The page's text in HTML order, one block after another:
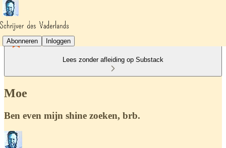
Abonneren Inloggen
Lees zonder afleiding op Substack
Moe
Ben even mijn shine zoeken, brb.